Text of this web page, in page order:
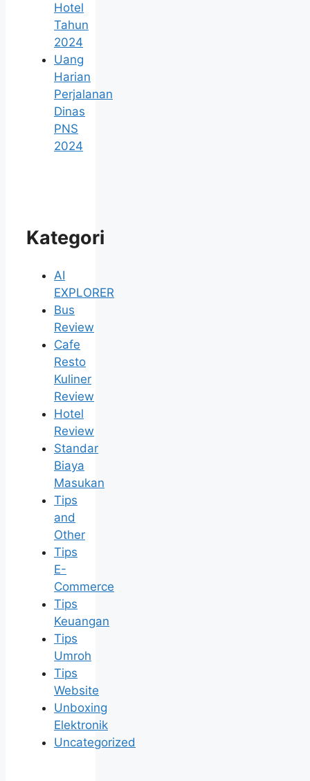
Hotel
Tahun
2024
Uang
Harian
Perjalanan
Dinas
PNS
2024
Kategori
AI
EXPLORER
Bus
Review
Cafe
Resto
Kuliner
Review
Hotel
Review
Standar
Biaya
Masukan
Tips
and
Other
Tips
E-
Commerce
Tips
Keuangan
Tips
Umroh
Tips
Website
Unboxing
Elektronik
Uncategorized